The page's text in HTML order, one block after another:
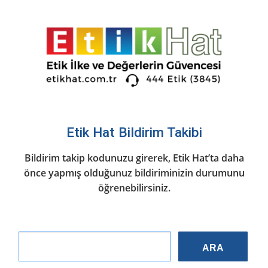
Etik Hat Bildirim Takibi
Bildirim takip kodunuzu girerek, Etik Hat’ta daha
önce yapmış olduğunuz bildiriminizin durumunu
öğrenebilirsiniz.
ARA